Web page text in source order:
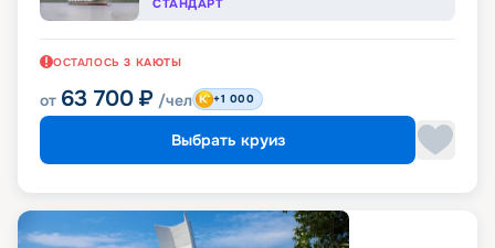
СТАНДАРТ
ОСТАЛОСЬ 3 КАЮТЫ
от 63 700 ₽ /чел +1 000
Выбрать круиз